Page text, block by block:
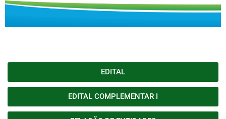
EDITAL
EDITAL COMPLEMENTAR I